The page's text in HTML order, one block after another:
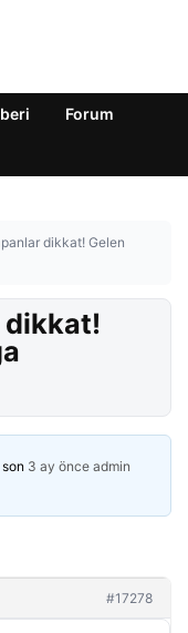
Forum
dikkat! Gelen
dikkat!
3 ay önce admin
#17278